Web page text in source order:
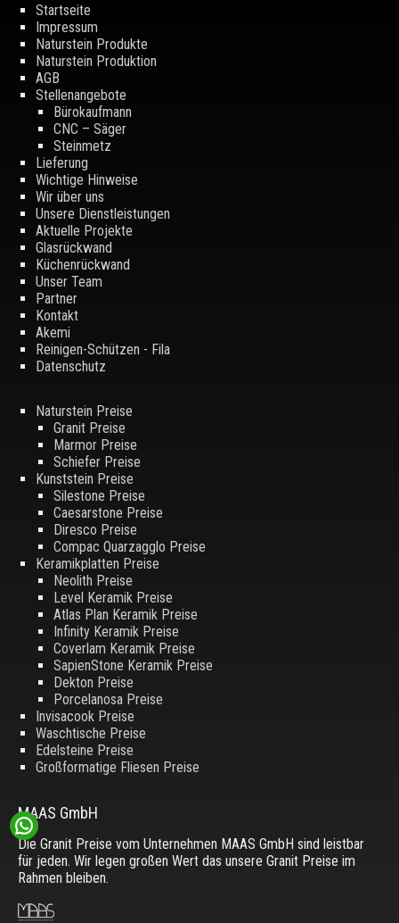
Startseite
Impressum
Naturstein Produkte
Naturstein Produktion
AGB
Stellenangebote
Bürokaufmann
CNC – Säger
Steinmetz
Lieferung
Wichtige Hinweise
Wir über uns
Unsere Dienstleistungen
Aktuelle Projekte
Glasrückwand
Küchenrückwand
Unser Team
Partner
Kontakt
Akemi
Reinigen-Schützen - Fila
Datenschutz
Naturstein Preise
Granit Preise
Marmor Preise
Schiefer Preise
Kunststein Preise
Silestone Preise
Caesarstone Preise
Diresco Preise
Compac Quarzagglo Preise
Keramikplatten Preise
Neolith Preise
Level Keramik Preise
Atlas Plan Keramik Preise
Infinity Keramik Preise
Coverlam Keramik Preise
SapienStone Keramik Preise
Dekton Preise
Porcelanosa Preise
Invisacook Preise
Waschtische Preise
Edelsteine Preise
Großformatige Fliesen Preise
MAAS GmbH
Die Granit Preise vom Unternehmen MAAS GmbH sind leistbar
für jeden. Wir legen großen Wert das unsere Granit Preise im
Rahmen bleiben.